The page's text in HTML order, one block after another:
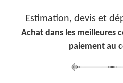
Estimation, devis et
Achat dans les meilleures
paiement au